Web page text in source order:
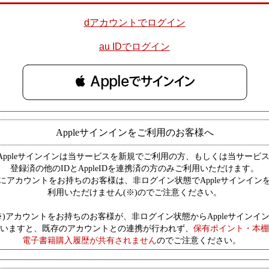
dアカウントでログイン
au IDでログイン
 Appleでサインイン
Appleサインインをご利用のお客様へ
サインインは当サービスを新規でご利用の方、もしくは当サービ
登録済の他のIDとAppleIDを連携済の方のみご利用いただけます。
アカウントをお持ちのお客様は、非ログイン状態でAppleサインイン
利用いただけません(※)のでご注意ください。
カウントをお持ちのお客様が、非ログイン状態からAppleサインイ
ますと、既存のアカウントとの連携が行われず、 保有ポイント・本棚
電子書籍購入履歴が共有されませんのでご注意ください。